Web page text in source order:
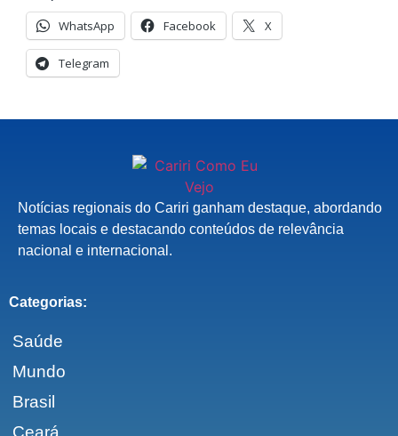
WhatsApp Facebook X
Telegram
Notícias regionais do Cariri ganham destaque, abordando
temas locais e destacando conteúdos de relevância
nacional e internacional.
Categorias:
Saúde
Mundo
Brasil
Ceará